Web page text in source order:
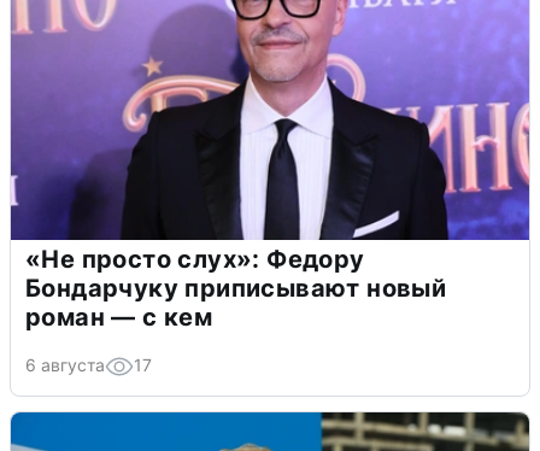
«Не просто слух»: Федору
Бондарчуку приписывают новый
роман — с кем
6 августа 17